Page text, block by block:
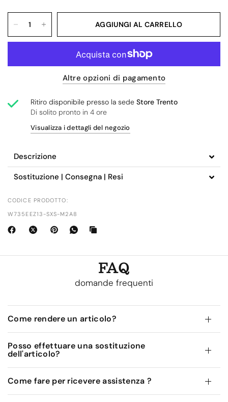
AGGIUNGI AL CARRELLO
Altre opzioni di pagamento
Ritiro disponibile presso la sedeStore Trento
Di solito pronto in 4 ore
Visualizza i dettagli del negozio
Descrizione
Sostituzione | Consegna | Resi
CODICE PRODOTTO:
W735EEZ13-SXS-M2A8
FAQ
domande frequenti
Come rendere un articolo?
Posso effettuare una sostituzione
dell'articolo?
Come fare per ricevere assistenza ?